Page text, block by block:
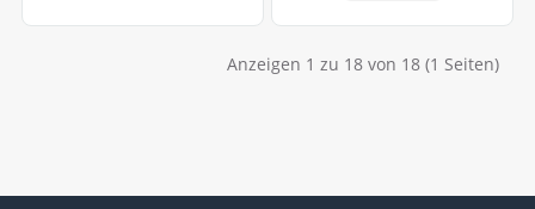
Anzeigen 1 zu 18 von 18 (1 Seiten)